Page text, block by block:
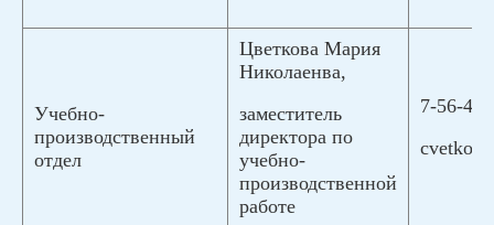
Учебно-
производственный
отдел
Цветкова Мария
Николаенва,
заместитель
директора по
учебно-
производственной
работе
7-56-48,